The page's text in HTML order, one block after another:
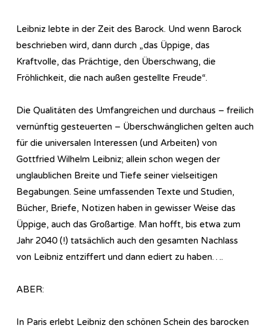
Leibniz lebte in der Zeit des Barock. Und wenn Barock
beschrieben wird, dann durch „das Üppige, das
Kraftvolle, das Prächtige, den Überschwang, die
Fröhlichkeit, die nach außen gestellte Freude“.
Die Qualitäten des Umfangreichen und durchaus – freilich
vernünftig gesteuerten – Überschwänglichen gelten auch
für die universalen Interessen (und Arbeiten) von
Gottfried Wilhelm Leibniz; allein schon wegen der
unglaublichen Breite und Tiefe seiner vielseitigen
Begabungen. Seine umfassenden Texte und Studien,
Bücher, Briefe, Notizen haben in gewisser Weise das
Üppige, auch das Großartige. Man hofft, bis etwa zum
Jahr 2040 (!) tatsächlich auch den gesamten Nachlass
von Leibniz entziffert und dann ediert zu haben….
ABER:
In Paris erlebt Leibniz den schönen Schein des barocken